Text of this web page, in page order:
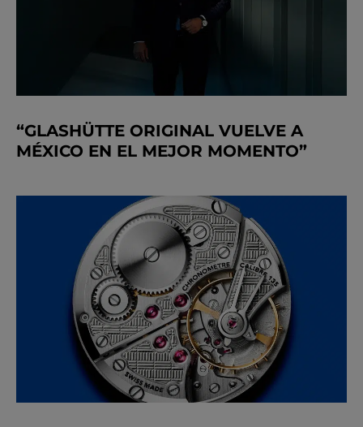
“GLASHÜTTE ORIGINAL VUELVE A
MÉXICO EN EL MEJOR MOMENTO”